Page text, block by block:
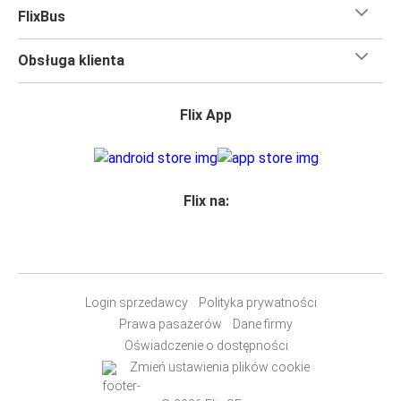
, więc
nawet jeśli wybierasz się w długą podróż, nie musisz się
Wszyscy podróżujący z biletamimają zagwarantowane
wybrać specjalne miejsce, możesz zrobić to podczas
miejsce ze stolikiem, panoramę lub dodatkowe, puste
FlixBus
Obsługa klienta
Flix App
Flix na:
Login sprzedawcy
Polityka prywatności
Prawa pasażerów
Dane firmy
Oświadczenie o dostępności
Zmień ustawienia plików cookie